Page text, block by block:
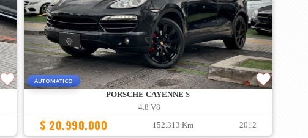
AUTOMATICO
PORSCHE CAYENNE S
4.8 V8
$ 20.990.000 152.313 Km 2012